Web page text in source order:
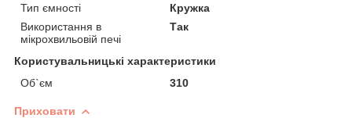
Тип ємності
Кружка
Використання в
мікрохвильовій печі
Так
Користувальницькі характеристики
Об`єм
310
Приховати